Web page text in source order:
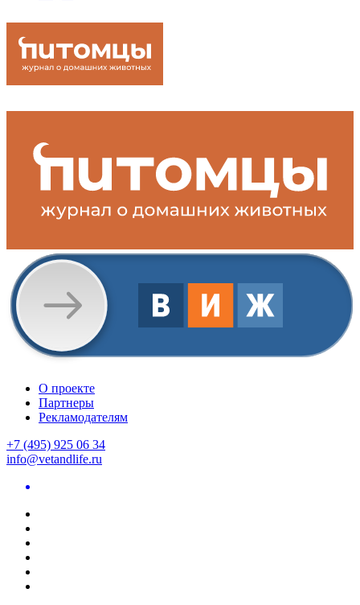
О проекте
Партнеры
Рекламодателям
+7 (495) 925 06 34
info@vetandlife.ru